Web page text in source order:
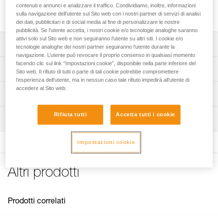
progettata per un utilizzo intensivo e per la movimentazione
di carichi pesanti.
Descrizione
Progettata per la movimentazione di carichi pesanti o per
un utilizzo intensivo:
- altissimo rendimento garantito dalla puleggia di grande
- movimentazioni facilitate dai fori di collegamento che
possono accogliere fino a due moschettoni,
- passaggio di fune protetto, grazie allo specifico design
Installazione semplice e rapida della carrucola, grazie alle
Specifiche tecniche
Compatibilità corda: 6 - 13 mm
Diametro della puleggia: 38 mm
Cuscinetto a sfere: sì
Rendimento: 95 %
Carico massimo di utilizzo: 8 kN
Peso: 158 g
Dichiarazione di conformità
Scarica il pdf UE-Declaration-P050BA0X-RESCUE M
FAQ
Altri prodotti
Prodotti correlati
contenuti e annunci e analizzare il traffico. Condividiamo, inoltre, informazioni
sulla navigazione dell’utente sul Sito web con i nostri partner di servizi di analisi
dei dati, pubblicitari e di social media al fine di personalizzare le nostre
pubblicità. Se l’utente accetta, i nostri cookie e/o tecnologie analoghe saranno
attivi solo sul Sito web e non seguiranno l’utente su altri siti. I cookie e/o
tecnologie analoghe dei nostri partner seguiranno l’utente durante la
navigazione. L’utente può revocare il proprio consenso in qualsiasi momento
facendo clic sul link “Impostazioni cookie”, disponibile nella parte inferiore del
Sito web. Il rifiuto di tutti o parte di tali cookie potrebbe compromettere
l’esperienza dell’utente, ma in nessun caso tale rifiuto impedirà all’utente di
accedere al Sito web.
Rifiuta tutti Accetta tutti i cookie
Impostazioni cookie